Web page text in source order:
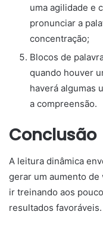
uma agilidade e
pronunciar a
concentração;
Blocos de
quando houver
haverá algumas
a compreensão.
Conclusão
A leitura dinâmica
gerar um aumento de
ir treinando aos
resultados favoráveis.